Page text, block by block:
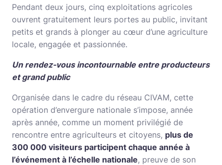
Pendant deux jours, cinq exploitations agricoles
ouvrent gratuitement leurs portes au public, invitant
petits et grands à plonger au cœur d’une agriculture
locale, engagée et passionnée.
Un rendez-vous incontournable entre producteurs
et grand public
Organisée dans le cadre du réseau CIVAM, cette
opération d’envergure nationale s’impose, année
après année, comme un moment privilégié de
rencontre entre agriculteurs et citoyens, plus de
300 000 visiteurs participent chaque année à
l’événement à l’échelle nationale, preuve de son